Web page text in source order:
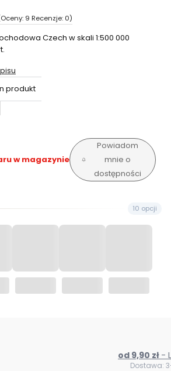
9 Recenzje: 0)
Czech w skali 1:500 000
produkt
w magazynie
Powiadom
mnie o
dostępności
10 opcji
od 9,90 zł
Dostawa: